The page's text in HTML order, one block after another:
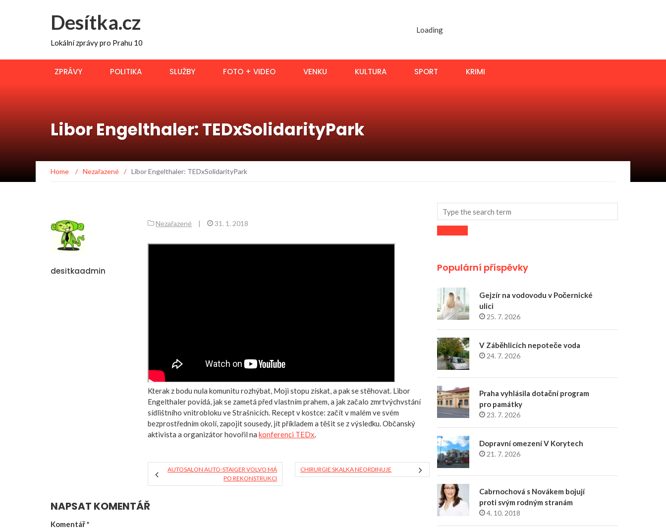
Desítka.cz
Lokální zprávy pro Prahu 10
Loading
ZPRÁVY POLITIKA SLUŽBY FOTO + VIDEO VENKU KULTURA SPORT KRIMI
Libor Engelthaler: TEDxSolidarityPark
Home / Nezařazené / Libor Engelthaler: TEDxSolidarityPark
desitkaadmin
Nezařazené | 31. 1. 2018
Kterak z bodu nula komunitu rozhýbat, Moji stopu získat, a pak se stěhovat. Libor
Engelthaler povídá, jak se zametá před vlastním prahem, a jak začalo zmrtvýchvstání
sídlištního vnitrobloku ve Strašnicích. Recept v kostce: začít v malém ve svém
bezprostředním okolí, zapojit sousedy, jít příkladem a těšit se z výsledku. Občanský
aktivista a organizátor hovořil nakonferenci TEDx.
AUTOSALON AUTO-STAIGER VOLVO MÁ
PO REKONSTRUKCI
CHIRURGIE SKALKA NEORDINUJE
NAPSAT KOMENTÁŘ
Komentář*
Populární příspěvky
Gejzír na vodovodu v Počernické
ulici
25. 7. 2026
V Záběhlicích nepoteče voda
24. 7. 2026
Praha vyhlásila dotační program
pro památky
23. 7. 2026
Dopravní omezení V Korytech
21. 7. 2026
Cabrnochová s Novákem bojují
proti svým rodným stranám
4. 10. 2018